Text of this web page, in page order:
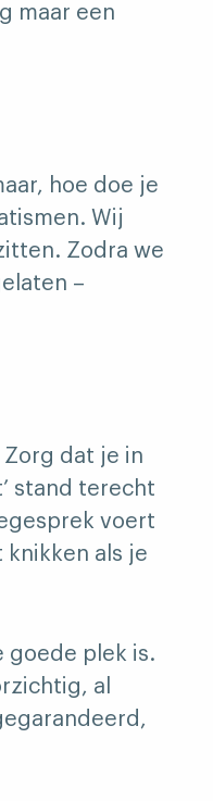
maar een
hoe doe je
Wij
Zodra we
–
Zorg dat je in
stand terecht
voert
als je
goede plek is.
al